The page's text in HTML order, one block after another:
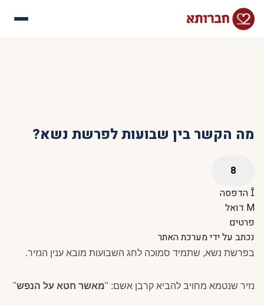
מה הקשר בין שבועות לפרשת נשא?
הדפסה
דואל
פרטים
נכתב על ידימערכת האתר
בפרשת נשא, שתמיד סמוכה לחג השבועות מובא ענין הנזיר.
נזיר שנטמא מחויב להביא קרבן אשם: "מאשר חטא על הנפש"